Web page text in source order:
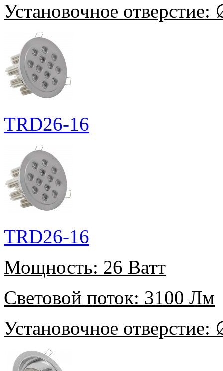
Установочное отверстие:
TRD26-16
TRD26-16
Мощность: 26 Ватт
Световой поток: 3100 Лм
Установочное отверстие: